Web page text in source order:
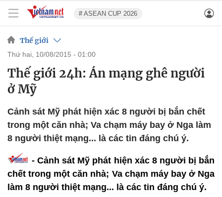
# ASEAN CUP 2026
Thế giới
thứ hai, 10/08/2015 - 01:00
Thế giới 24h: Án mạng ghê người
ở Mỹ
Cảnh sát Mỹ phát hiện xác 8 người bị bắn chết
trong một căn nhà; Va chạm máy bay ở Nga làm
8 người thiệt mạng... là các tin đáng chú ý.
- Cảnh sát Mỹ phát hiện xác 8 người bị bắn
chết trong một căn nhà; Va chạm máy bay ở Nga
làm 8 người thiệt mạng... là các tin đáng chú ý.